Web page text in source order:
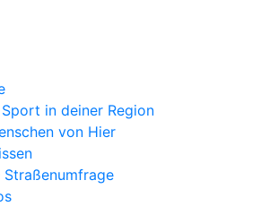
in deiner Region
von Hier